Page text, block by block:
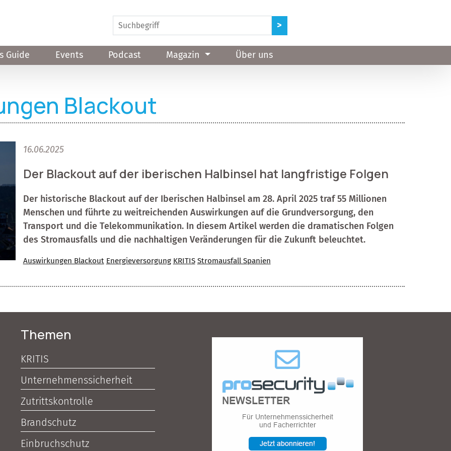
Guide Events Podcast Magazin Über uns
Blackout
16.06.2025
Der Blackout auf der iberischen Halbinsel hat langfristige Folgen
Der historische Blackout auf der Iberischen Halbinsel am 28. April 2025 traf 55 Millionen
Menschen und führte zu weitreichenden Auswirkungen auf die Grundversorgung, den
Transport und die Telekommunikation. In diesem Artikel werden die dramatischen Folgen
des Stromausfalls und die nachhaltigen Veränderungen für die Zukunft beleuchtet.
Auswirkungen Blackout Energieversorgung KRITIS Stromausfall Spanien
Themen
KRITIS
Unternehmenssicherheit
Zutrittskontrolle
Brandschutz
Einbruchschutz